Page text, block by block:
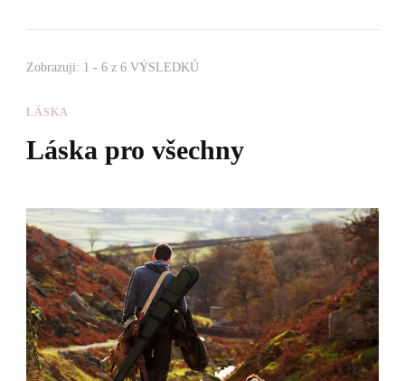
Zobrazuji: 1 - 6 z 6 VÝSLEDKŮ
LÁSKA
Láska pro všechny